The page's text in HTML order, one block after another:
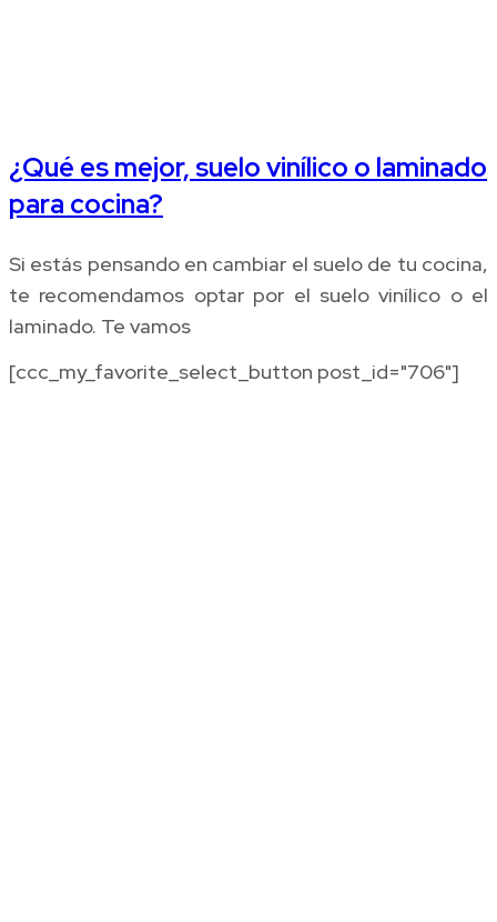
¿Qué es mejor, suelo vinílico o laminado
para cocina?
Si estás pensando en cambiar el suelo de tu cocina,
te recomendamos optar por el suelo vinílico o el
laminado. Te vamos
[ccc_my_favorite_select_button post_id="706"]